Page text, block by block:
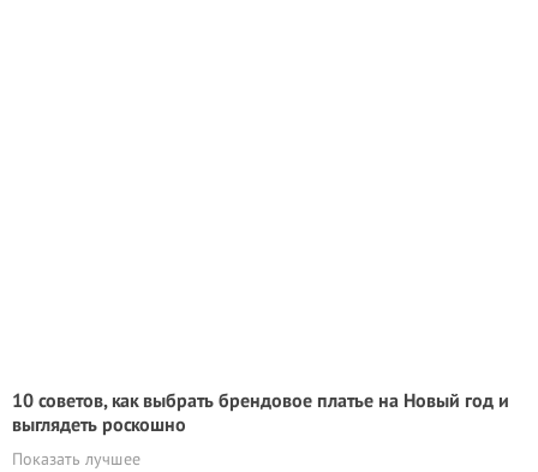
10 советов, как выбрать брендовое платье на Новый год и
выглядеть роскошно
Показать лучшее